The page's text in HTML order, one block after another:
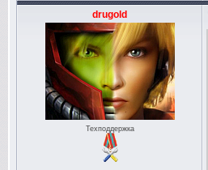
drugold
Техподдержка